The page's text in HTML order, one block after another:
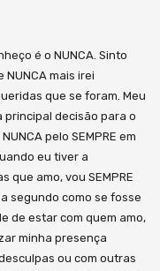
é o NUNCA. Sinto
mais irei
que se foram. Meu
principal decisão para o
pelo SEMPRE em
eu tiver a
que amo, vou SEMPRE
segundo como se fosse
de estar com quem amo,
minha presença
ou com outras